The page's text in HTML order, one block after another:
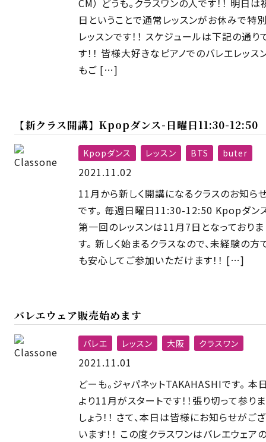
CM） どうも。クラスワンの人です！！ 明日は
日ということで通常レッスンがお休みで特
レッスンです！！ スケジュールは下記の通り
す！！ 皆様大好きなピアノでのバレエレッス
もご […]
【新クラス開講】Kpopダンス-日曜日11:30-12:50
Kpopダンス レッスン BTS buter
2021.11.02
11月から新しく開講になるクラスのお知ら
です。 毎週日曜日11:30-12:50 Kpopダン
第一回のレッスンは11月7日となっておりま
す。 新しく始まるクラスなので、未経験の方
も安心してご参加いただけます！！ […]
バレエウェア販売始めます
バレエ レッスン 大阪 クラスワン
2021.11.01
どーも。ジャパネットTAKAHASHIです。 本
より11月がスタートです！！張り切って参りま
しょう！！ さて、本日は皆様にお知らせがござ
います！！ この度クラスワンはバレエウェア